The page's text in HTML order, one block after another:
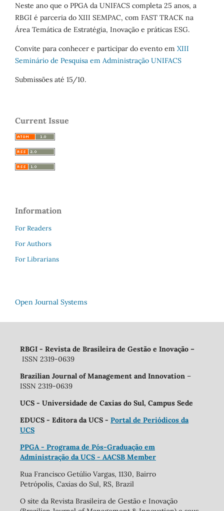
Neste ano que o PPGA da UNIFACS completa 25 anos, a
RBGI é parceria do XIII SEMPAC, com FAST TRACK na
Área Temática de Estratégia, Inovação e práticas ESG.
Convite para conhecer e participar do evento em XIII
Seminário de Pesquisa em Administração UNIFACS
Submissões até 15/10.
Current Issue
Information
For Readers
For Authors
For Librarians
Open Journal Systems
RBGI - Revista de Brasileira de Gestão e Inovação –
ISSN 2319-0639
Brazilian Journal of Management and Innovation –
ISSN 2319-0639
UCS - Universidade de Caxias do Sul, Campus Sede
EDUCS - Editora da UCS - Portal de Periódicos da
UCS
PPGA - Programa de Pós-Graduação em
Administração da UCS - AACSB Member
Rua Francisco Getúlio Vargas, 1130, Bairro
Petrópolis, Caxias do Sul, RS, Brazil
O site da Revista Brasileira de Gestão e Inovação